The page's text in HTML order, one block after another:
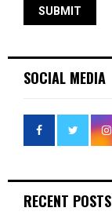
SOCIAL MEDIA
RECENT POSTS